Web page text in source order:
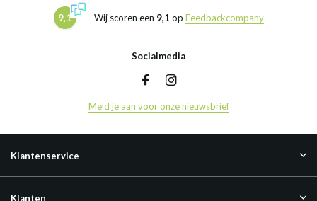
9,1 Wij scoren een 9,1 op Feedbackcompany
Socialmedia
Meld je aan voor onze nieuwsbrief
Klantenservice
Klanten